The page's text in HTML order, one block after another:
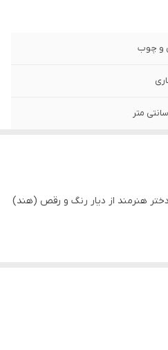
و چوب
هنرمند از دیار رنگ و رقص (هند)